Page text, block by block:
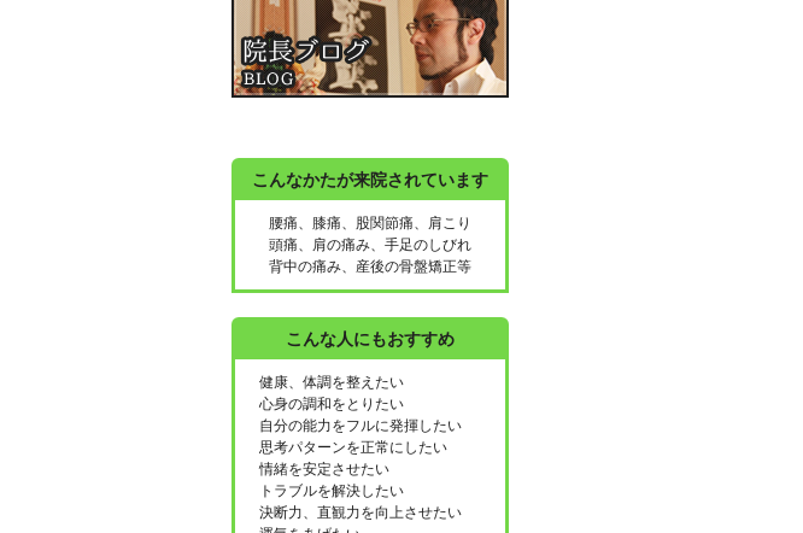
こんなかたが来院されています
腰痛、膝痛、股関節痛、肩こり
頭痛、肩の痛み、手足のしびれ
背中の痛み、産後の骨盤矯正等
こんな人にもおすすめ
健康、体調を整えたい
心身の調和をとりたい
自分の能力をフルに発揮したい
思考パターンを正常にしたい
情緒を安定させたい
トラブルを解決したい
決断力、直観力を向上させたい